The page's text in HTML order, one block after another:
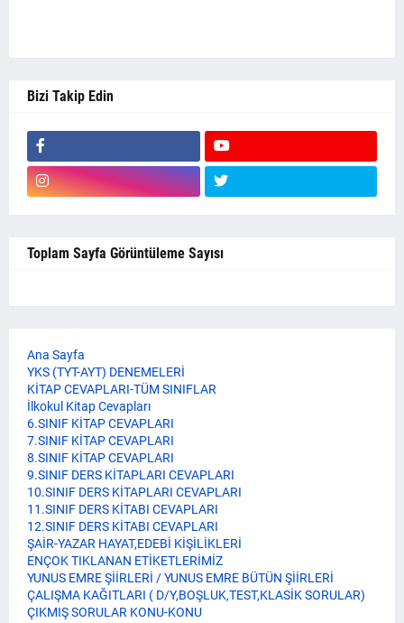
Bizi Takip Edin
Toplam Sayfa Görüntüleme Sayısı
Ana Sayfa
YKS (TYT-AYT) DENEMELERİ
KİTAP CEVAPLARI-TÜM SINIFLAR
İlkokul Kitap Cevapları
6.SINIF KİTAP CEVAPLARI
7.SINIF KİTAP CEVAPLARI
8.SINIF KİTAP CEVAPLARI
9.SINIF DERS KİTAPLARI CEVAPLARI
10.SINIF DERS KİTAPLARI CEVAPLARI
11.SINIF DERS KİTABI CEVAPLARI
12.SINIF DERS KİTABI CEVAPLARI
ŞAİR-YAZAR HAYAT,EDEBİ KİŞİLİKLERİ
ENÇOK TIKLANAN ETİKETLERİMİZ
YUNUS EMRE ŞİİRLERİ / YUNUS EMRE BÜTÜN ŞİİRLERİ
ÇALIŞMA KAĞITLARI ( D/Y,BOŞLUK,TEST,KLASİK SORULAR)
ÇIKMIŞ SORULAR KONU-KONU